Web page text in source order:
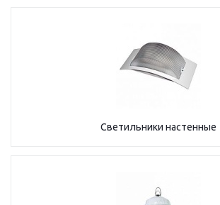
Светильники настенные